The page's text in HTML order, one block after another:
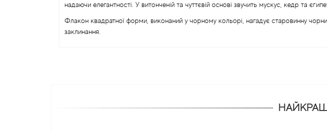
надаючи елегантності. У витонченій та чуттєвій основі звучить мускус, кедр та
Флакон квадратної форми, виконаний у чорному кольорі, нагадує старовинну
заклинання.